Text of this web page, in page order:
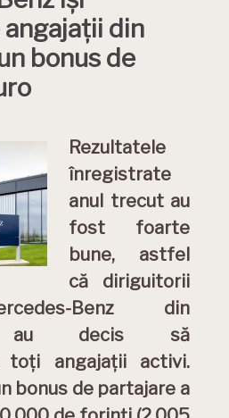
din
bonus de
Rezultatele
înregistrate
anul trecut au
fost foarte
bune, astfel
că diriguitorii
Benz din
au decis să
toți angajații activi.
bonus de partajare a